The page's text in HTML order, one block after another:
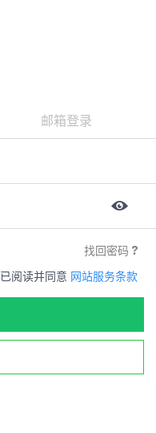
邮箱登录
找回密码
已阅读并同意 网站服务条款